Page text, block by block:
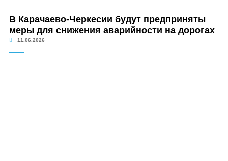
В Карачаево-Черкесии будут предприняты
меры для снижения аварийности на дорогах
11.06.2026